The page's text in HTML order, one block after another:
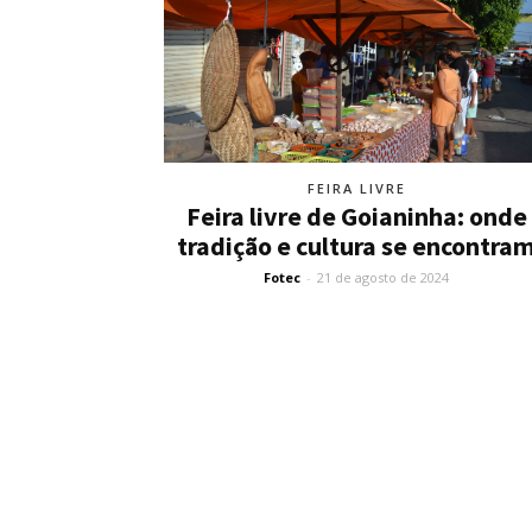
FEIRA LIVRE
Feira livre de Goianinha: onde
tradição e cultura se
Fotec - 21 de agosto de 2024